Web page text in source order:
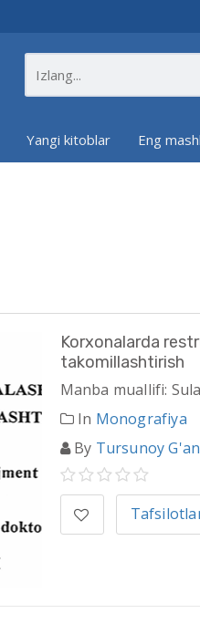
Yangi kitoblar Eng
Korxonalarda
takomillashtirish
Manba muallifi:
In Monografiya
By Tursunoy